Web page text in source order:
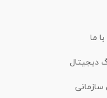
ما
دیجیتال